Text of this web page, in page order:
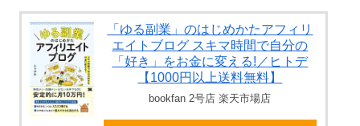
「ゆる副業」のはじめかたアフィリ
エイトブログ スキマ時間で自分の
「好き」をお金に変える!／ヒトデ
【1000円以上送料無料】
bookfan 2号店 楽天市場店